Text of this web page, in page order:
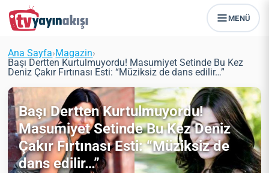
MENÜ
Ana Sayfa›Magazin›
Başı Dertten Kurtulmuyordu! Masumiyet Setinde Bu Kez
Deniz Çakır Fırtınası Esti: “Müziksiz de dans edilir…”
Başı Dertten Kurtulmuyordu!
Masumiyet Setinde Bu Kez Deniz
Çakır Fırtınası Esti: “Müziksiz de
dans edilir…”